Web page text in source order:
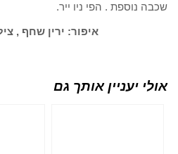
שכבה נוספת . הפי ניו ייר.
איפור: ירין שחף ,
אולי יעניין אותך גם